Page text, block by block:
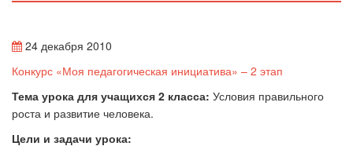
24 декабря 2010
Конкурс «Моя педагогическая инициатива» – 2 этап
Тема урока для учащихся 2 класса: Условия правильного
роста и развитие человека.
Цели и задачи урока: